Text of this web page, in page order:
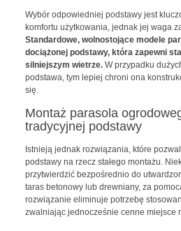
Wybór odpowiedniej podstawy jest
komfortu użytkowania, jednak jej waga
Standardowe, wolnostojące modele
dociążonej podstawy, która zapewni
silniejszym wietrze.W przypadku
podstawa, tym lepiej chroni ona
się.
Montaż parasola
tradycyjnej podstawy
Istnieją jednak rozwiązania, które
podstawy na rzecz stałego montażu.
przytwierdzić bezpośrednio do
taras betonowy lub drewniany, za
rozwiązanie eliminuje potrzebę
zwalniając jednocześnie cenne miejsce